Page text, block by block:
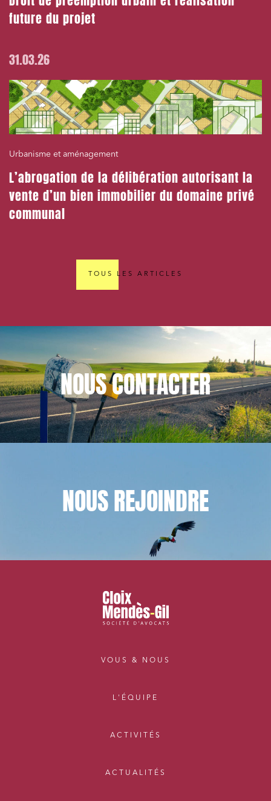
future du projet
31.03.26
Urbanisme et aménagement
L’abrogation de la délibération autorisant la
vente d’un bien immobilier du domaine privé
communal
TOUS LES ARTICLES
NOUSCONTACTER
NOUSREJOINDRE
VOUS & NOUS
L'ÉQUIPE
ACTIVITÉS
ACTUALITÉS